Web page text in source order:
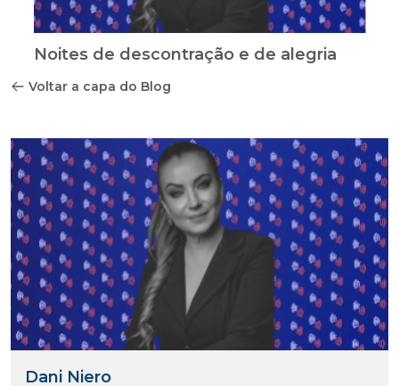
Noites de descontração e de alegria
Voltar a capa do Blog
Dani Niero